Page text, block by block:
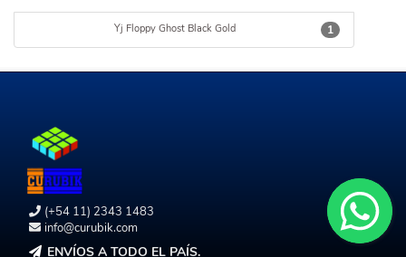
1
Yj Floppy Ghost Black Gold
(+54 11) 2343 1483
info@curubik.com
ENVÍOS A TODO EL PAÍS.